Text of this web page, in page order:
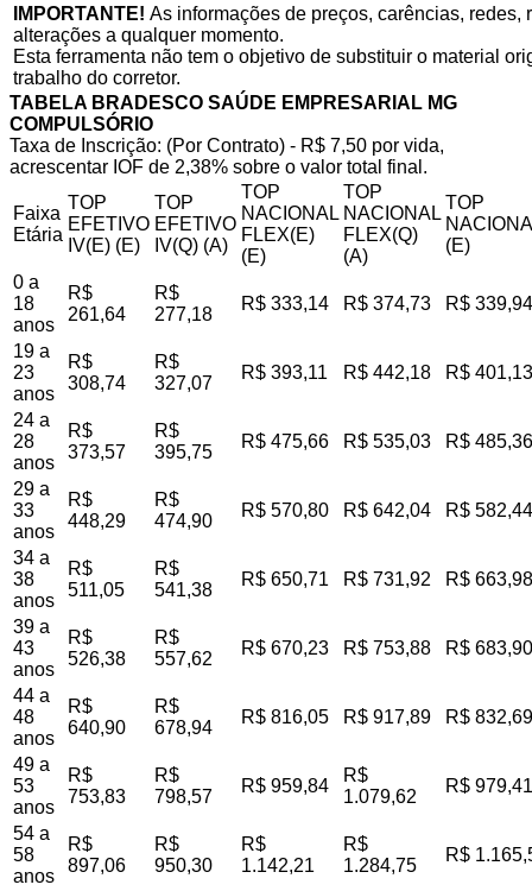
IMPORTANTE! As informações de preços, carências,
alterações a qualquer momento.
Esta ferramenta não tem o objetivo de substituir o material
trabalho do corretor.
TABELA BRADESCO SAÚDE EMPRESARIAL MG
COMPULSÓRIO
Taxa de Inscrição: (Por Contrato) - R$ 7,50 por vida,
acrescentar IOF de 2,38% sobre o valor total final.
Faixa
Etária
TOP
EFETIVO
IV(E) (E)
TOP
EFETIVO
IV(Q) (A)
TOP
NACIONAL
FLEX(E)
(E)
TOP
NACIONAL
FLEX(Q)
(A)
TOP
(E)
0 a
18
anos
R$
261,64
R$
277,18
R$ 333,14 R$ 374,73 R$ 339,94
19 a
23
anos
R$
308,74
R$
327,07
R$ 393,11 R$ 442,18 R$ 401,13
24 a
28
anos
R$
373,57
R$
395,75
R$ 475,66 R$ 535,03 R$ 485,36
29 a
33
anos
R$
448,29
R$
474,90
R$ 570,80 R$ 642,04 R$ 582,44
34 a
38
anos
R$
511,05
R$
541,38
R$ 650,71 R$ 731,92 R$ 663,98
39 a
43
anos
R$
526,38
R$
557,62
R$ 670,23 R$ 753,88 R$ 683,90
44 a
48
anos
R$
640,90
R$
678,94
R$ 816,05 R$ 917,89 R$ 832,69
49 a
53
anos
R$
753,83
R$
798,57
R$ 959,84
R$
1.079,62
R$ 979,41
54 a
58
anos
R$
897,06
R$
950,30
R$
1.142,21
R$
1.284,75
R$